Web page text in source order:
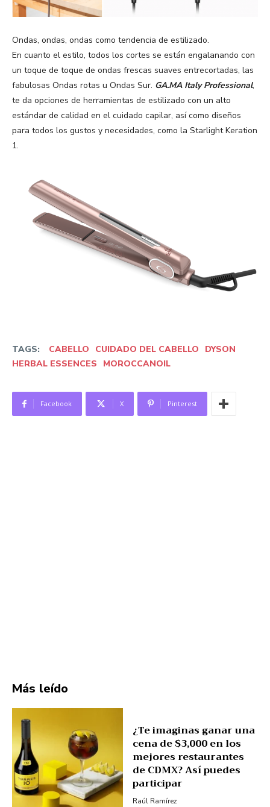
Ondas, ondas, ondas como tendencia de estilizado.
En cuanto el estilo, todos los cortes se están engalanando con
un toque de toque de ondas frescas suaves entrecortadas, las
fabulosas Ondas rotas u Ondas Sur. GA.MA Italy Professional,
te da opciones de herramientas de estilizado con un alto
estándar de calidad en el cuidado capilar, así como diseños
para todos los gustos y necesidades, como la Starlight Keration
1.
TAGS: CABELLO CUIDADO DEL CABELLO
DYSON
HERBAL ESSENCES
MOROCCANOIL
Facebook X Pinterest
Más leído
¿Te imaginas ganar una
cena de $3,000 en los
mejores restaurantes
de CDMX? Así puedes
participar
Raúl Ramírez